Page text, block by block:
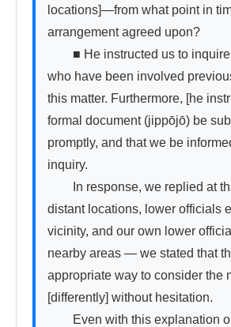
locations]—from what point in
arrangement agreed upon?
■ He instructed us to inquire
who have been involved
this matter. Furthermore, [he
formal document (jippōjō) be
promptly, and that we be
inquiry.
In response, we replied at
distant locations, lower officials
vicinity, and our own lower
nearby areas — we stated that
appropriate way to consider the
[differently] without hesitation.
Even with this explanation